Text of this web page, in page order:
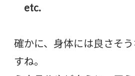
etc.
確かに、身体には良さそ
すね。